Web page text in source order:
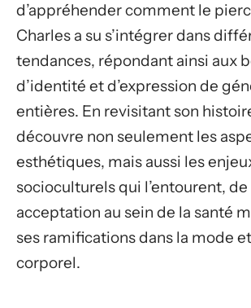
d’appréhender comment le
Charles a su s’intégrer dans
tendances, répondant ainsi aux
d’identité et d’expression de
entières. En revisitant son
découvre non seulement les
esthétiques, mais aussi les
socioculturels qui l’entourent, de
acceptation au sein de la santé
ses ramifications dans la mode et
corporel.